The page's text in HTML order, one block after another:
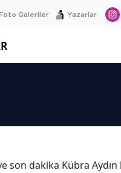
Galeriler Yazarlar
son dakika Kübra